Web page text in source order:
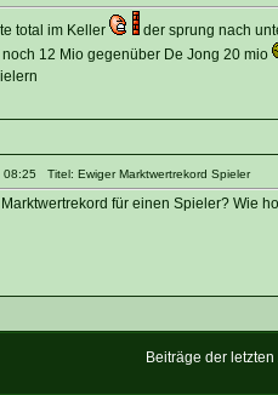
total im Keller
der sprung nach
12 Mio gegenüber De Jong 20 mio
08:25 Titel: Ewiger Marktwertrekord Spieler
für einen Spieler? Wie
Beiträge der